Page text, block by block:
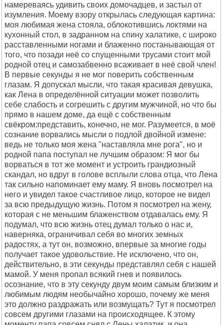
намереваясь удивить своих домочадцев, и застыл от
изумления. Моему взору открылась следующая картина:
моя любимая жена стояла, облокотившись локтями на
кухонный стол, в задранном на спину халатике, с широко
расставленными ногами и блаженно постанывающая от
того, что позади неё со спущенными трусами стоит мой
родной отец и самозабвенно всаживает в неё свой член!
В первые секунды я не мог поверить собственным
глазам. Я допускал мысли, что такая красивая девушка,
как Лена в определённой ситуации может позволить
себе слабость и согрешить с другим мужчиной, но что бы
прямо в нашем доме, да ещё с собственным
свёкром:представить, конечно, не мог. Разумеется, в моё
сознание ворвались мысли о подлой двойной измене:
ведь не только моя жена "наставляла мне рога", но и
родной папа поступал не лучшим образом: Я мог бы
ворваться в тот же момент и устроить грандиозный
скандал, но вдруг в голове всплыли слова отца, что Лена
так сильно напоминает ему маму. Я вновь посмотрел на
него и увидел такое счастливое лицо, которое не видел
за всю предыдущую жизнь. Потом я посмотрел на жену,
которая с не меньшим блаженством отдавалась ему. Я
подумал, что всю жизнь отец думал только о нас и,
наверняка, ограничивал себя во многих земных
радостях, а тут он, возможно, впервые за многие годы
получает такое удовольствие. Не исключено, что он,
действительно, в эти секунды представлял себя с нашей
мамой. У меня пропал всякий гнев и появилось
осознание, что в эту секунду двум моим самым близким и
любимым людям необычайно хорошо, почему же меня
это должно раздражать или возмущать? Тут я посмотрел
совсем другими глазами на происходящее. К этому